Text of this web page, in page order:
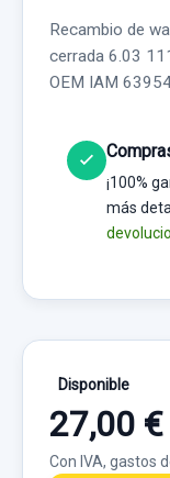
Recambio de
cerrada 6.03
OEM IAM
¡100%
más
Disponible
27,00 €
Con IVA, gastos